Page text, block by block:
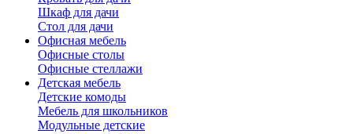
Шкаф для дачи
Стол для дачи
Офисная мебель
Офисные столы
Офисные стеллажи
Детская мебель
Детские комоды
Мебель для школьников
Модульные детские